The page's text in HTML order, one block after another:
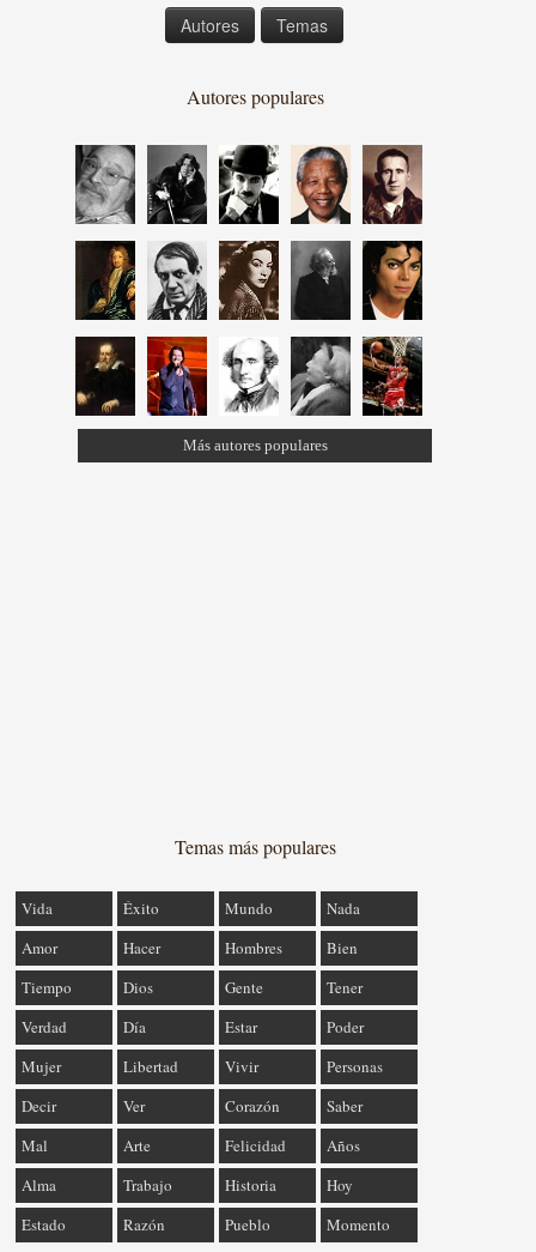
Autores Temas
Autores populares
Más autores populares
Temas más populares
Vida Éxito Mundo
Nada
Amor
Hacer Hombres
Bien
Tiempo
Dios Gente
Tener
Verdad
Día Estar
Poder
Mujer
Libertad Vivir
Personas
Decir
Ver Corazón
Saber
Mal
Arte Felicidad
Años
Alma
Trabajo Historia
Hoy
Estado
Razón Pueblo Momento